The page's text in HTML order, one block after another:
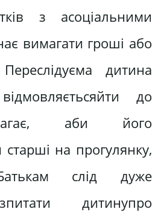
з асоціальними
вимагати гроші або
дитина
до
аби його
на прогулянку,
слід дуже
дитинупро